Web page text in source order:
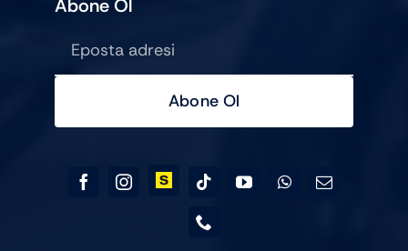
Abone Ol
Abone Ol